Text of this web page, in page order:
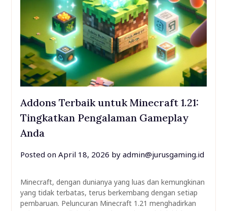
Addons Terbaik untuk Minecraft 1.21:
Tingkatkan Pengalaman Gameplay
Anda
Posted on April 18, 2026 by admin@jurusgaming.id
Minecraft, dengan dunianya yang luas dan kemungkinan
yang tidak terbatas, terus berkembang dengan setiap
pembaruan. Peluncuran Minecraft 1.21 menghadirkan